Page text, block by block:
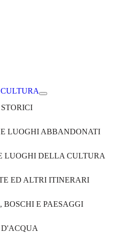
LUOGHI ABBANDONATI
LUOGHI DELLA CULTURA
ED ALTRI ITINERARI
BOSCHI E PAESAGGI
D'ACQUA